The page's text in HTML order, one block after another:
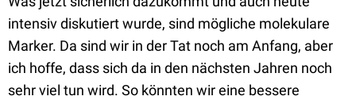
intensiv diskutiert wurde, sind mögliche molekulare
Marker. Da sind wir in der Tat noch am Anfang, aber
ich hoffe, dass sich da in den nächsten Jahren noch
sehr viel tun wird. So könnten wir eine bessere